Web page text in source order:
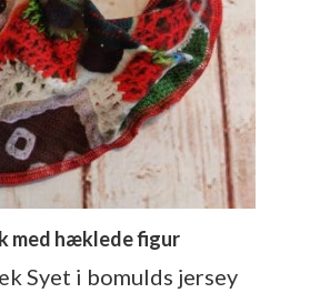
med hæklede figur
Syet i bomulds jersey